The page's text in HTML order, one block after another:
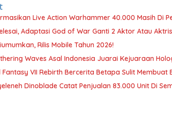
Live Action Warhammer 40.000 Masih Di
Adaptasi God of War Ganti 2 Aktor Atau
Rilis Mobile Tahun 2026!
Waves Asal Indonesia Juarai Kejuaraan
Fantasy VII Rebirth Bercerita Betapa Sulit Membuat
Dinoblade Catat Penjualan 83.000 Unit Di